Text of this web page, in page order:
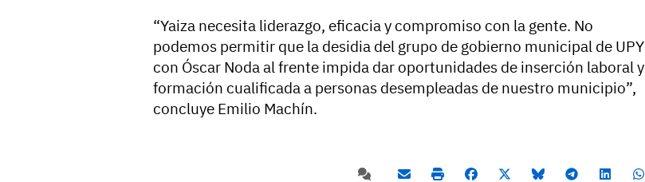
“Yaiza necesita liderazgo, eficacia y compromiso con la gente. No
podemos permitir que la desidia del grupo de gobierno municipal de UPY
con Óscar Noda al frente impida dar oportunidades de inserción laboral y
formación cualificada a personas desempleadas de nuestro municipio”,
concluye Emilio Machín.